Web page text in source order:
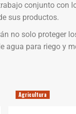
conjunto con
sus productos.
no solo proteger
agua para riego y
Agricultura